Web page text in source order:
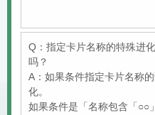
Q：指定卡片名称的特殊进
吗？
A：如果条件指定卡片名称
化。
如果条件是「名称包含「○○